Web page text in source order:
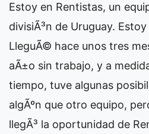
Estoy en Rentistas, un
divisiÃ³n de Uruguay.
LleguÃ© hace unos tres
aÃ±o sin trabajo, y a
tiempo, tuve algunas
algÃºn que otro equipo,
llegÃ³ la oportunidad de